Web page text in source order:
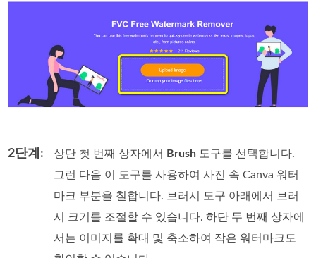
2단계: 상단 첫 번째 상자에서 Brush 도구를 선택합니다.
그런 다음 이 도구를 사용하여 사진 속 Canva 워터
마크 부분을 칠합니다. 브러시 도구 아래에서 브러
시 크기를 조절할 수 있습니다. 하단 두 번째 상자에
서는 이미지를 확대 및 축소하여 작은 워터마크도